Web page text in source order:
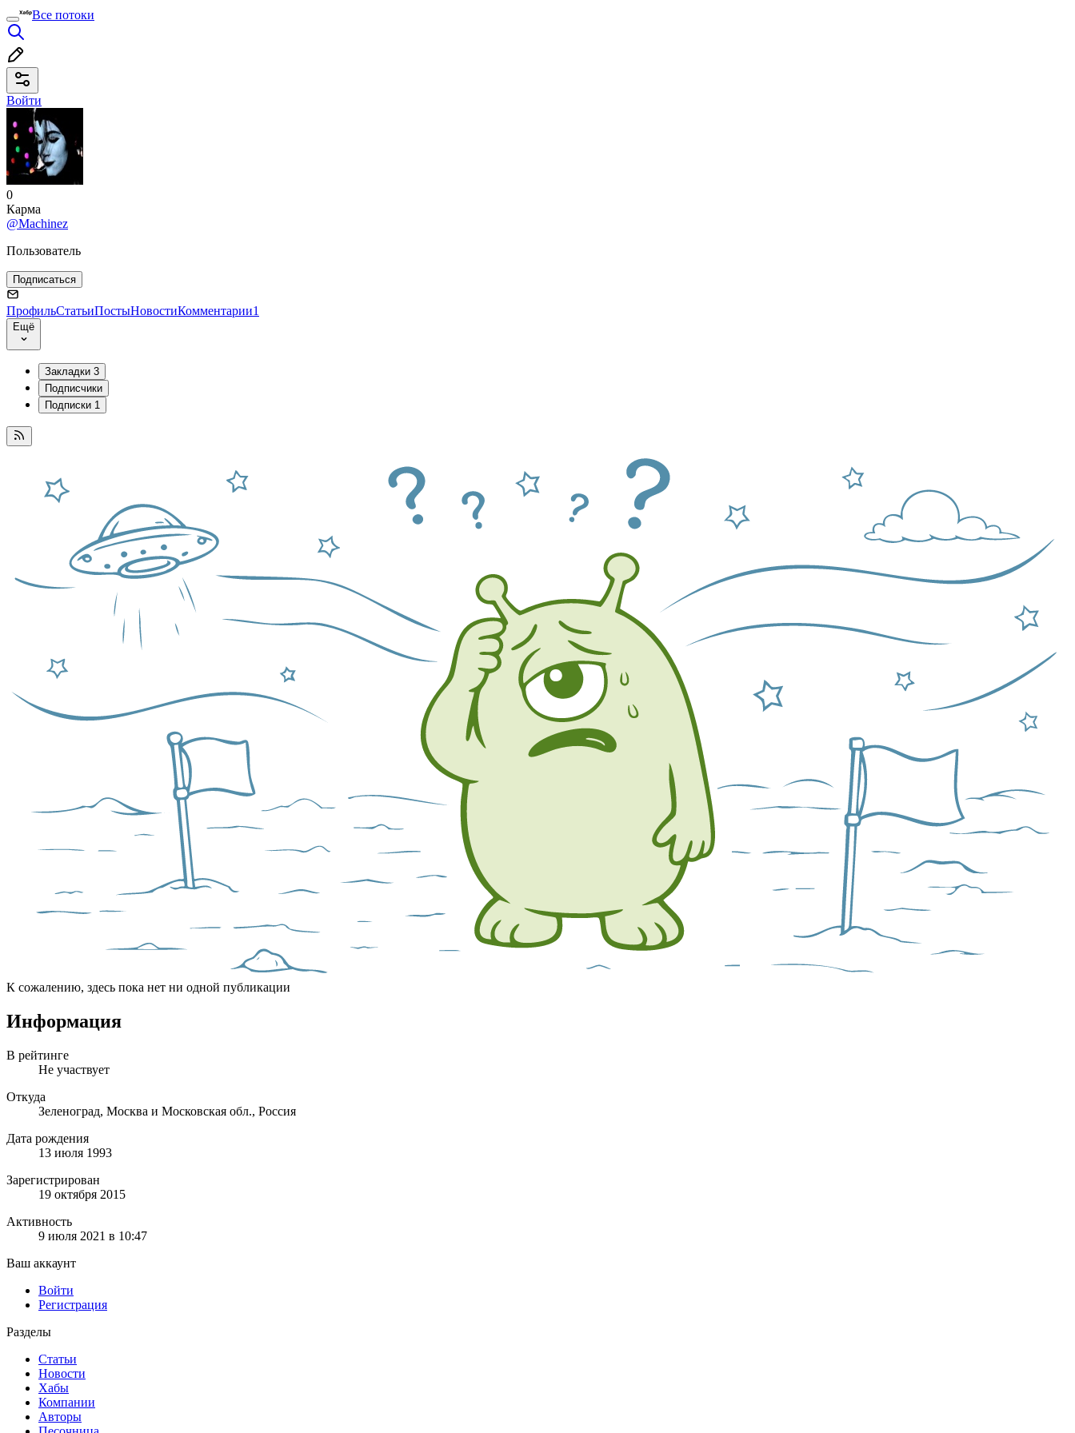
Все потоки
Войти
0
Карма
@Machinez
Пользователь
Подписаться
ПрофильСтатьиПостыНовостиКомментарии1
Ещё
Закладки 3
Подписчики
Подписки 1
К сожалению, здесь пока нет ни одной публикации
Информация
В рейтинге
Не участвует
Откуда
Зеленоград, Москва и Московская обл., Россия
Дата рождения
13 июля 1993
Зарегистрирован
19 октября 2015
Активность
9 июля 2021 в 10:47
Ваш аккаунт
Войти
Регистрация
Разделы
Статьи
Новости
Хабы
Компании
Авторы